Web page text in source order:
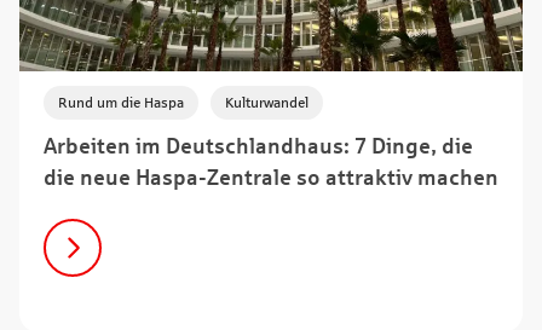
Arbeiten im Deutschlandhaus: 7 Dinge, die
die neue Haspa-Zentrale so attraktiv machen
Rund um die Haspa Kulturwandel